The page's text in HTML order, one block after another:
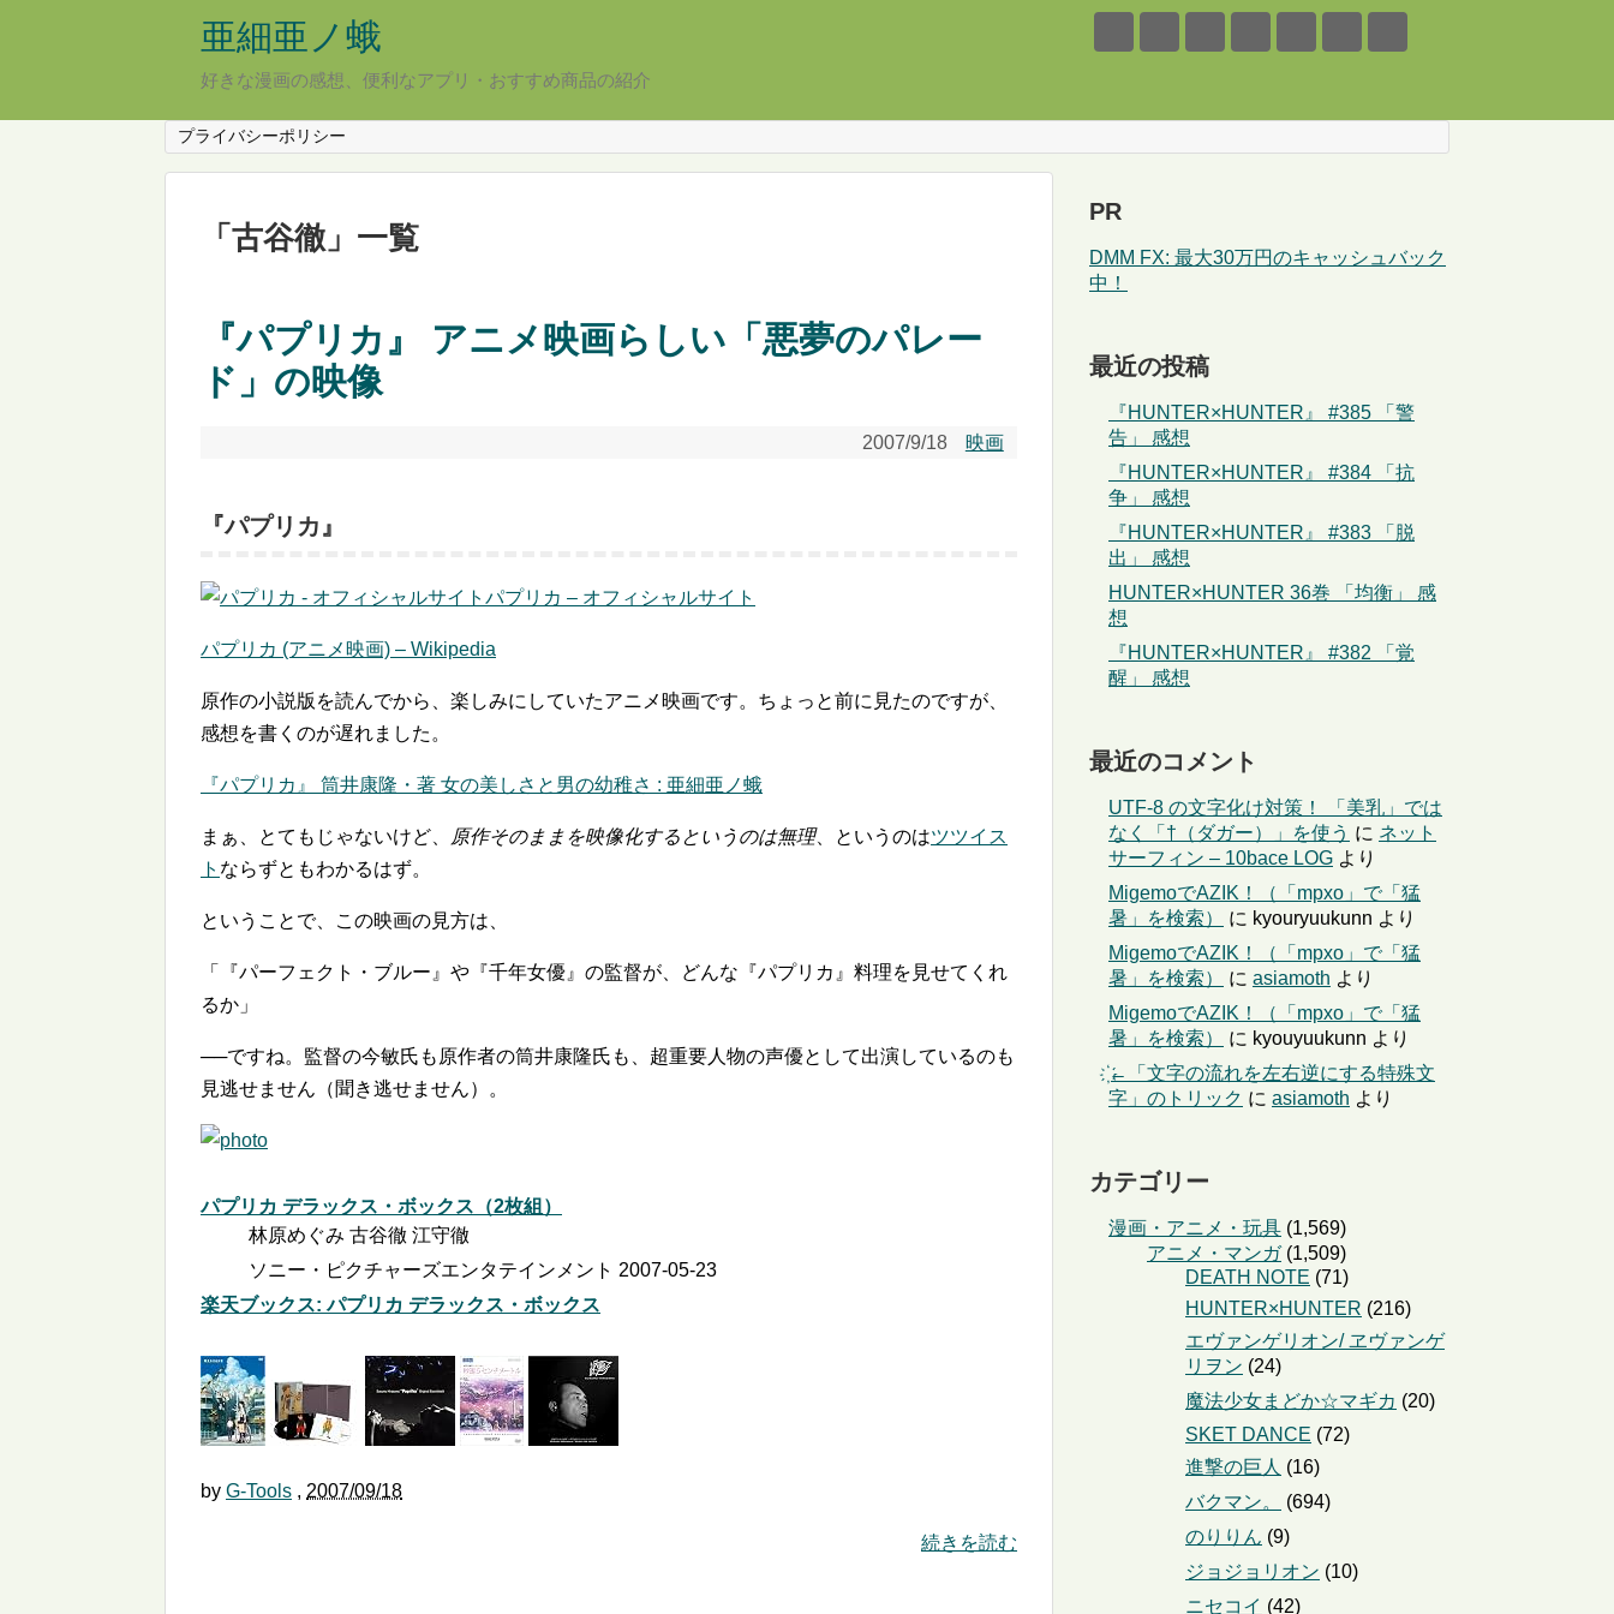
亜細亜ノ蛾
好きな漫画の感想、便利なアプリ・おすすめ商品の紹介
プライバシーポリシー
「 古谷徹 」 一覧
『パプリカ』 アニメ映画らしい「悪夢のパレー
ド」の映像
2007/9/18 映画
『パプリカ』
パプリカ – オフィシャルサイト
パプリカ (アニメ映画) – Wikipedia
原作の小説版を読んでから、楽しみにしていたアニメ映画です。ちょっと前に見たのですが、
感想を書くのが遅れました。
『パプリカ』 筒井康隆・著 女の美しさと男の幼稚さ : 亜細亜ノ蛾
まぁ、とてもじゃないけど、 原作そのままを映像化するというのは無理、というのはツツイス
ト ならずともわかるはず。
ということで、この映画の見方は、
「『パーフェクト・ブルー』や『千年女優』の監督が、どんな『パプリカ』料理を見せてくれ
るか」
──ですね。監督の今敏氏も原作者の筒井康隆氏も、超重要人物の声優として出演しているのも
見逃せません（聞き逃せません）。
パプリカ デラックス・ボックス（2枚組）
林原めぐみ 古谷徹 江守徹
ソニー・ピクチャーズエンタテインメント 2007-05-23
楽天ブックス: パプリカ デラックス・ボックス
by G-Tools , 2007/09/18
続きを読む
PR
DMM FX: 最大30万円のキャッシュバック
中！
最近の投稿
『HUNTER×HUNTER』 #385 「警
告」 感想
『HUNTER×HUNTER』 #384 「抗
争」 感想
『HUNTER×HUNTER』 #383 「脱
出」 感想
HUNTER×HUNTER 36巻 「均衡」 感
想
『HUNTER×HUNTER』 #382 「覚
醒」 感想
最近のコメント
UTF-8 の文字化け対策！ 「美乳」では
なく「†（ダガー）」を使う に ネット
サーフィン – 10bace LOG より
MigemoでAZIK！（「mpxo」で「猛
暑」を検索）
に kyouryuukunn より
MigemoでAZIK！（「mpxo」で「猛
暑」を検索）
に asiamoth より
MigemoでAZIK！（「mpxo」で「猛
暑」を検索）
に kyouyuukunn より
҉←「文字の流れを左右逆にする特殊文
字」のトリック に asiamoth より
カテゴリー
漫画・アニメ・玩具 (1,569)
アニメ・マンガ(1,509)
DEATH NOTE (71)
HUNTER×HUNTER (216)
エヴァンゲリオン/ ヱヴァンゲ
リヲン (24)
魔法少女まどか☆マギカ (20)
SKET DANCE (72)
進撃の巨人 (16)
バクマン。
(694)
のりりん (9)
ジョジョリオン (10)
ニセコイ (42)